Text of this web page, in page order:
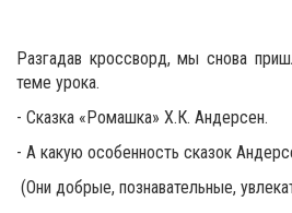
Разгадав кроссворд, мы снова
теме урока.
- Сказка «Ромашка» Х.К. Андерсен.
- А какую особенность сказок
(Они добрые, познавательные,